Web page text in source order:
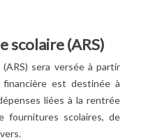
scolaire (ARS)
sera versée à partir
est destinée à
liées à la rentrée
fournitures scolaires, de